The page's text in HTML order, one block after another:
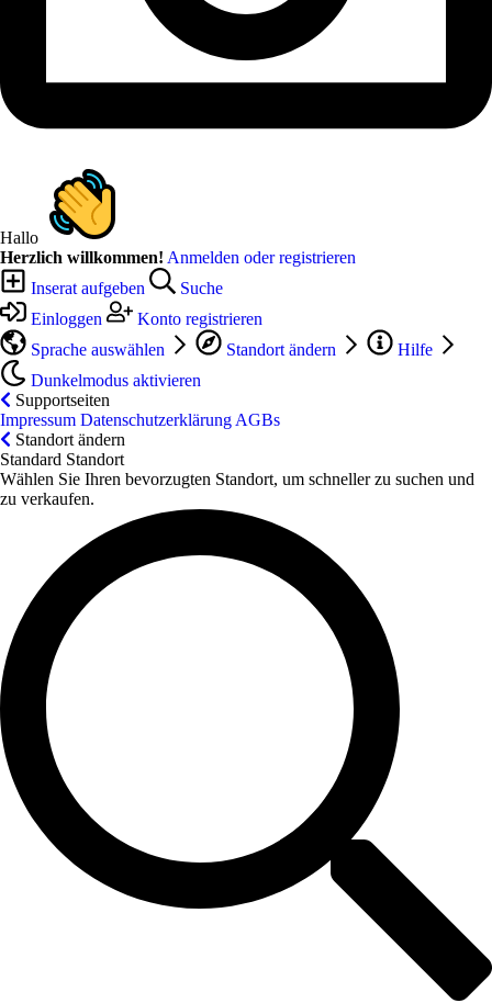
Hallo
Herzlich willkommen! Anmelden oder registrieren
Inserat aufgeben
Suche
Einloggen
Konto registrieren
Sprache auswählen
Standort ändern
Hilfe
Dunkelmodus aktivieren
Supportseiten
Impressum Datenschutzerklärung AGBs
Standort ändern
Standard Standort
Wählen Sie Ihren bevorzugten Standort, um schneller zu suchen und
zu verkaufen.